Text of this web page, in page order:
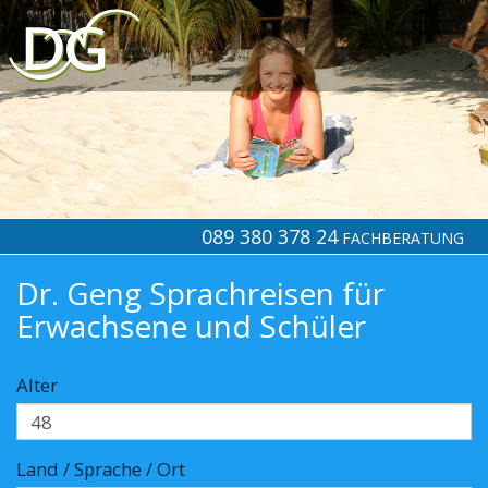
089 380 378 24 FACHBERATUNG
Dr. Geng Sprachreisen für
Erwachsene und Schüler
Alter
Land / Sprache / Ort